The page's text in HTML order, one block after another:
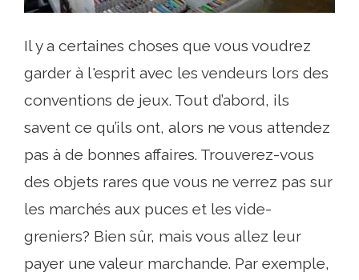
Il y a certaines choses que vous voudrez
garder à l'esprit avec les vendeurs lors des
conventions de jeux. Tout d’abord, ils
savent ce qu’ils ont, alors ne vous attendez
pas à de bonnes affaires. Trouverez-vous
des objets rares que vous ne verrez pas sur
les marchés aux puces et les vide-
greniers? Bien sûr, mais vous allez leur
payer une valeur marchande. Par exemple,